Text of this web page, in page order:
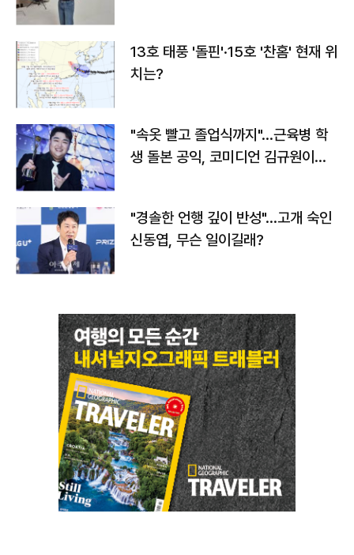
13호 태풍 '돌핀'·15호 '찬홈' 현재 위
치는?
"속옷 빨고 졸업식까지"…근육병 학
생 돌본 공익, 코미디언 김규원이었
"경솔한 언행 깊이 반성"…고개 숙인
신동엽, 무슨 일이길래?